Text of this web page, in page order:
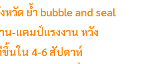
วัด ย้ำ bubble and seal
น-แคมป์แรงงาน หวัง
นใน 4-6 สัปดาห์